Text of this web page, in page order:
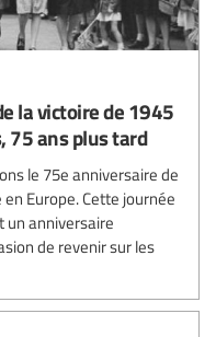
la victoire de 1945
75 ans plus tard
le 75e anniversaire de
Europe. Cette journée
un anniversaire
de revenir sur les